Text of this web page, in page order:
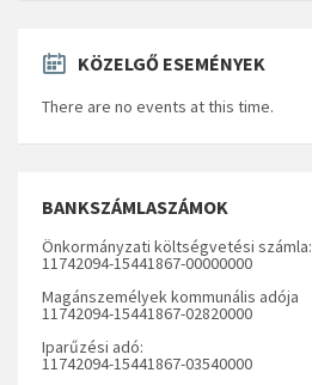
KÖZELGŐ ESEMÉNYEK
There are no events at this time.
BANKSZÁMLASZÁMOK
Önkormányzati költségvetési számla:
11742094-15441867-00000000
Magánszemélyek kommunális adója
11742094-15441867-02820000
Iparűzési adó:
11742094-15441867-03540000